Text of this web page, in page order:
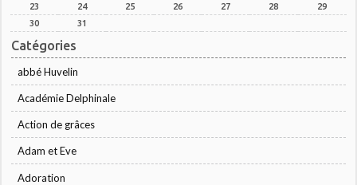
23
24 25 26 27 28
29
30
31
Catégories
abbé Huvelin
Académie Delphinale
Action de grâces
Adam et Eve
Adoration